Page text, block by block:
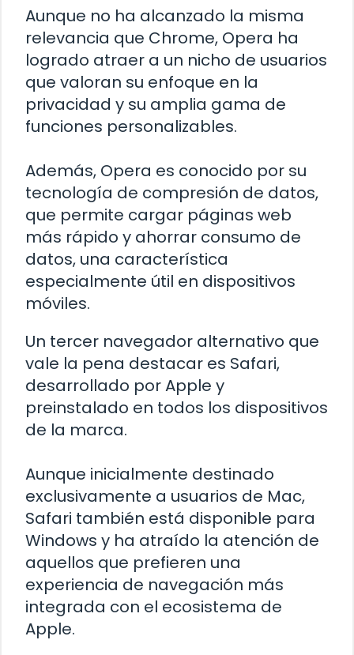
Aunque no ha alcanzado la misma
relevancia que Chrome, Opera ha
logrado atraer a un nicho de usuarios
que valoran su enfoque en la
privacidad y su amplia gama de
funciones personalizables.
Además, Opera es conocido por su
tecnología de compresión de datos,
que permite cargar páginas web
más rápido y ahorrar consumo de
datos, una característica
especialmente útil en dispositivos
móviles.
Un tercer navegador alternativo que
vale la pena destacar es Safari,
desarrollado por Apple y
preinstalado en todos los dispositivos
de la marca.
Aunque inicialmente destinado
exclusivamente a usuarios de Mac,
Safari también está disponible para
Windows y ha atraído la atención de
aquellos que prefieren una
experiencia de navegación más
integrada con el ecosistema de
Apple.